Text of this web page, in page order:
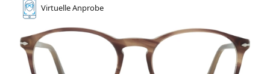
VirtuelleAnprobe